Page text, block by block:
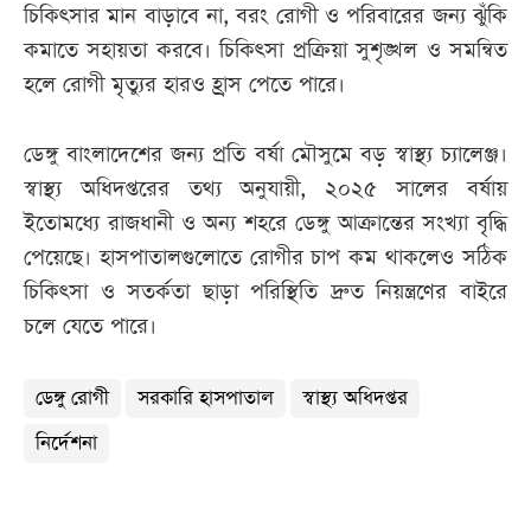
চিকিৎসার মান বাড়াবে না, বরং রোগী ও পরিবারের জন্য ঝুঁকি
কমাতে সহায়তা করবে। চিকিৎসা প্রক্রিয়া সুশৃঙ্খল ও সমন্বিত
হলে রোগী মৃত্যুর হারও হ্রাস পেতে পারে।
ডেঙ্গু বাংলাদেশের জন্য প্রতি বর্ষা মৌসুমে বড় স্বাস্থ্য চ্যালেঞ্জ।
স্বাস্থ্য অধিদপ্তরের তথ্য অনুযায়ী, ২০২৫ সালের বর্ষায়
ইতোমধ্যে রাজধানী ও অন্য শহরে ডেঙ্গু আক্রান্তের সংখ্যা বৃদ্ধি
পেয়েছে। হাসপাতালগুলোতে রোগীর চাপ কম থাকলেও সঠিক
চিকিৎসা ও সতর্কতা ছাড়া পরিস্থিতি দ্রুত নিয়ন্ত্রণের বাইরে
চলে যেতে পারে।
ডেঙ্গু রোগী সরকারি হাসপাতাল
স্বাস্থ্য অধিদপ্তর
নির্দেশনা